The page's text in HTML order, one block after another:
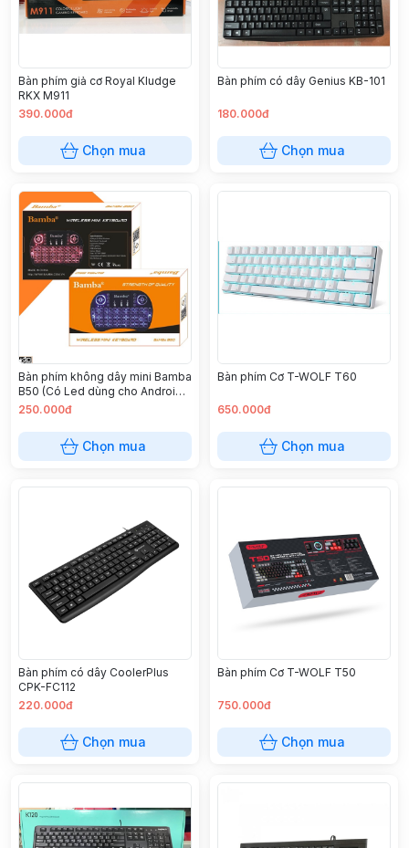
Bàn phím giả cơ Royal Kludge
RKX M911
390.000đ
Chọn mua
Bàn phím có dây Genius KB-101
180.000đ
Chọn mua
Bàn phím không dây mini Bamba
B50 (Có Led dùng cho Android
TV Box, Smart TV, Laptop)
250.000đ
Chọn mua
Bàn phím Cơ T-WOLF T60
650.000đ
Chọn mua
Bàn phím có dây CoolerPlus
CPK-FC112
220.000đ
Chọn mua
Bàn phím Cơ T-WOLF T50
750.000đ
Chọn mua